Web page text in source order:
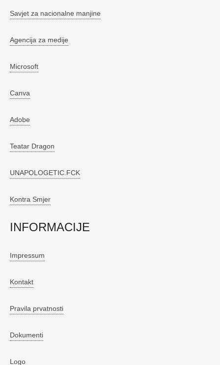
Savjet za nacionalne manjine
Agencija za medije
Microsoft
Canva
Adobe
Teatar Dragon
UNAPOLOGETIC.FCK
Kontra Smjer
INFORMACIJE
Impressum
Kontakt
Pravila prvatnosti
Dokumenti
Logo